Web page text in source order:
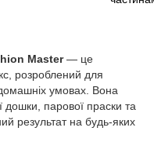
Master— це
розроблений для
умовах. Вона
дошки, парової праски та
результат на будь-яких